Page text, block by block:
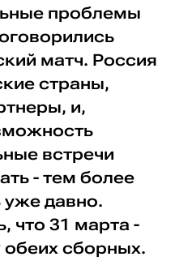
проблемы
матч. Россия
страны,
и,
встречи
- тем более
уже давно.
что 31 марта -
обеих сборных.